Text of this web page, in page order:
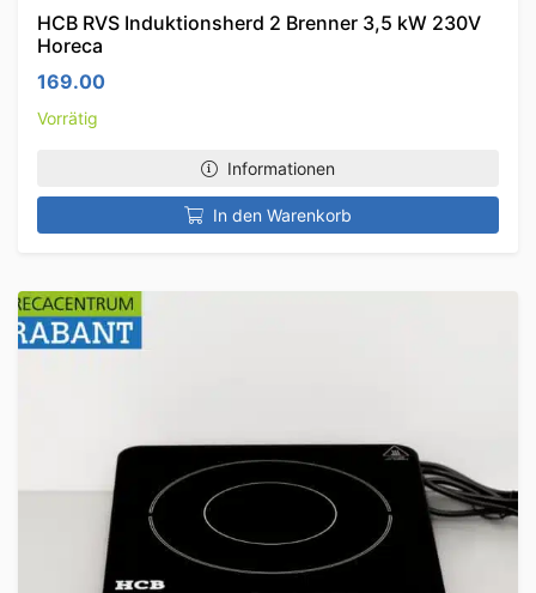
HCB RVS Induktionsherd 2 Brenner 3,5 kW 230V
Horeca
169.00
Vorrätig
Informationen
In den Warenkorb